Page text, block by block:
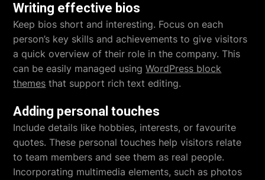
Writing effective bios
Keep bios short and interesting. Focus on each
person’s key skills and achievements to give visitors
a quick overview of their role in the company. This
can be easily managed usingWordPress block
themes that support rich text editing.
Adding personal touches
Include details like hobbies, interests, or favourite
quotes. These personal touches help visitors relate
to team members and see them as real people.
Incorporating multimedia elements, such as photos